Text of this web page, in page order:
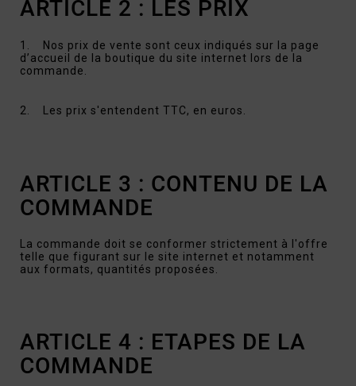
ARTICLE 2 : LES PRIX
1. Nos prix de vente sont ceux indiqués sur la page
d’accueil de la boutique du site internet lors de la
commande.
2. Les prix s'entendent TTC, en euros.
ARTICLE 3 : CONTENU DE LA
COMMANDE
La commande doit se conformer strictement à l'offre
telle que figurant sur le site internet et notamment
aux formats, quantités proposées.
ARTICLE 4 : ETAPES DE LA
COMMANDE